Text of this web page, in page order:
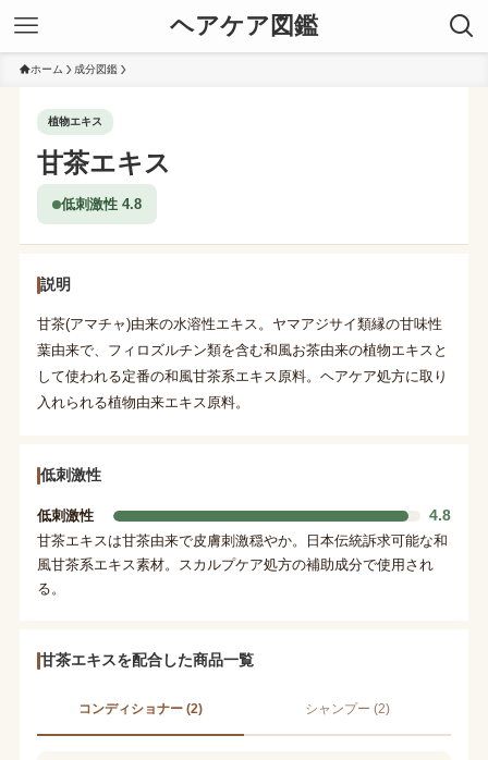
ヘアケア図鑑
ホーム 成分図鑑
植物エキス
甘茶エキス
低刺激性 4.8
説明
甘茶(アマチャ)由来の水溶性エキス。ヤマアジサイ類縁の甘味性
葉由来で、フィロズルチン類を含む和風お茶由来の植物エキスと
して使われる定番の和風甘茶系エキス原料。ヘアケア処方に取り
入れられる植物由来エキス原料。
低刺激性
低刺激性 4.8
甘茶エキスは甘茶由来で皮膚刺激穏やか。日本伝統訴求可能な和
風甘茶系エキス素材。スカルプケア処方の補助成分で使用され
る。
甘茶エキスを配合した商品一覧
コンディショナー (2) シャンプー (2)